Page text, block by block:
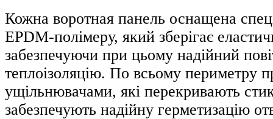
Кожна воротная панель оснащена
EPDM-полімеру, який зберігає
забезпечуючи при цьому надійний
теплоізоляцію. По всьому периметру
ущільнювачами, які перекривають
забезпечують надійну герметизацію